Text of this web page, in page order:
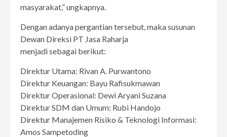
masyarakat,” ungkapnya.
Dengan adanya pergantian tersebut, maka susunan
Dewan Direksi PT Jasa Raharja
menjadi sebagai berikut:
Direktur Utama: Rivan A. Purwantono
Direktur Keuangan: Bayu Rafisukmawan
Direktur Operasional: Dewi Aryani Suzana
Direktur SDM dan Umum: Rubi Handojo
Direktur Manajemen Risiko & Teknologi Informasi:
Amos Sampetoding